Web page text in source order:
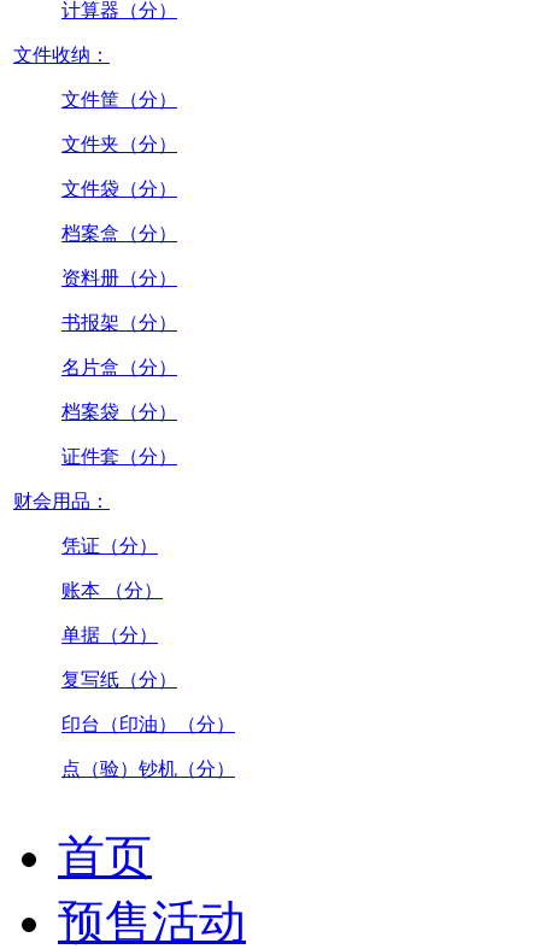
计算器（分）
文件收纳：
文件筐（分）
文件夹（分）
文件袋（分）
档案盒（分）
资料册（分）
书报架（分）
名片盒（分）
档案袋（分）
证件套（分）
财会用品：
凭证（分）
账本 （分）
单据（分）
复写纸（分）
印台（印油）（分）
点（验）钞机（分）
首页
预售活动